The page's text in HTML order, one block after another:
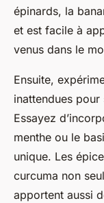
épinards, la
et est facile à
venus dans le
Ensuite,
inattendues
Essayez
menthe ou le
unique. Les
curcuma non
apportent aussi